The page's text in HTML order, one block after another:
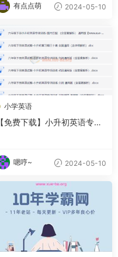
有点点萌 2024-05-10
小学英语
【免费下载】小升初英语专项
嗯哼~ 2024-05-10